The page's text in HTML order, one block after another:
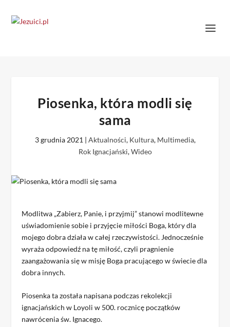
Piosenka, która modli się
sama
3 grudnia 2021 | Aktualności, Kultura, Multimedia,
Rok Ignacjański,Wideo
Modlitwa „Zabierz, Panie, i przyjmij” stanowi modlitewne
uświadomienie sobie i przyjęcie miłości Boga, który dla
mojego dobra działa w całej rzeczywistości. Jednocześnie
wyraża odpowiedź na tę miłość, czyli pragnienie
zaangażowania się w misję Boga pracującego w świecie dla
dobra innych.
Piosenka ta została napisana podczas rekolekcji
ignacjańskich w Loyoli w 500. rocznicę początków
nawrócenia św. Ignacego.